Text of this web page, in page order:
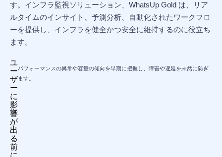
す。インフラ監視ソリューション、WhatsUp Gold は、リア
ルタイムのインサイト、予測分析、自動化されたワークフロ
ーを提供し、インフラを健全かつ安全に維持するのに役立ち
ます。
ユ
ー
ザ
ー
に
影
響
が
出
る
前
に
パフォーマンスの異常や容量の傾向を早期に把握し、障害や遅延を未然に防ぎ
ます。